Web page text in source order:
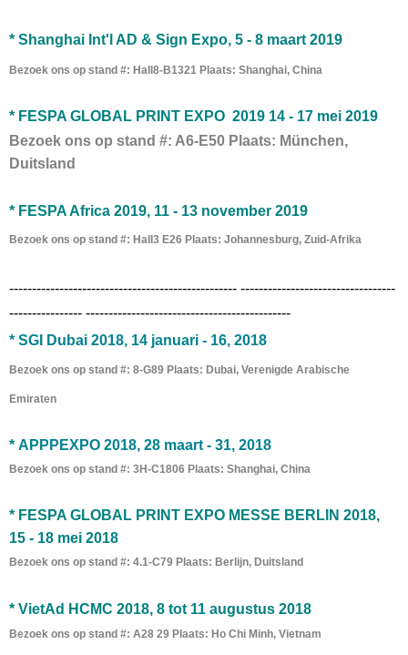
* Shanghai Int'l AD & Sign Expo, 5 - 8 maart 2019
Bezoek ons ​​op stand #: Hall8-B1321 Plaats: Shanghai, China
* FESPA GLOBAL PRINT EXPO 2019 14 - 17 mei 2019
Bezoek ons ​​op stand #: A6-E50 Plaats: München,
Duitsland
* FESPA Africa 2019, 11 - 13 november 2019
Bezoek ons ​​op stand #: Hall3 E26 Plaats: Johannesburg, Zuid-Afrika
-------------------------------------------------- ----------------------------------
---------------- ---------------------------------------------
* SGI Dubai 2018, 14 januari - 16, 2018
Bezoek ons ​​op stand #: 8-G89 Plaats: Dubai, Verenigde Arabische
Emiraten
* APPPEXPO 2018, 28 maart - 31, 2018
Bezoek ons ​​op stand #: 3H-C1806 Plaats: Shanghai, China
* FESPA GLOBAL PRINT EXPO MESSE BERLIN 2018,
15 - 18 mei 2018
Bezoek ons ​​op stand #: 4.1-C79 Plaats: Berlijn, Duitsland
* VietAd HCMC 2018, 8 tot 11 augustus 2018
Bezoek ons ​​op stand #: A28 29 Plaats: Ho Chi Minh, Vietnam